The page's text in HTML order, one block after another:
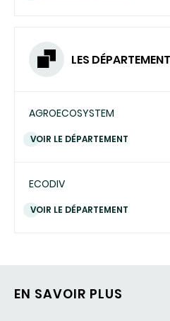
LES
AGROECOSYSTEM
VOIR LE DÉPARTEMENT
ECODIV
VOIR LE DÉPARTEMENT
EN SAVOIR PLUS